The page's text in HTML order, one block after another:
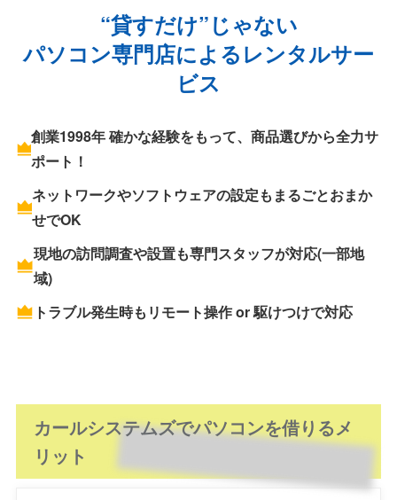
“貸すだけ”じゃない
パソコン専門店によるレンタルサー
ビス
創業1998年 確かな経験をもって、商品選びから全力サ
ポート！
ネットワークやソフトウェアの設定もまるごとおまか
せでOK
現地の訪問調査や設置も専門スタッフが対応(一部地
域)
トラブル発生時もリモート操作 or 駆けつけで対応
カールシステムズでパソコンを借りるメ
リット